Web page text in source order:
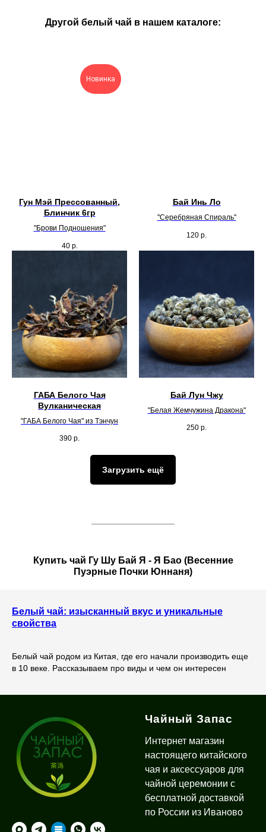
Другой белый чай в нашем каталоге:
Новинка
Гун Мэй Прессованный,
Блинчик 6гр
"Брови Подношения"
40 р.
Бай Инь Ло
"Серебряная Спираль"
120 р.
ГАБА Белого Чая
Вулканическая
"ГАБА Белого Чая" из Тэнчун
390 р.
Бай Лун Чжу
"Белая Жемчужина Дракона"
250 р.
Загрузить ещё
Купить чай Гу Шу Бай Я - Я Бао (Весенние
Пуэрные Почки Юннаня)
Белый чай: изысканный вкус и уникальные
свойства
Белый чай родом из Китая, где его начали производить еще
в 10 веке. Рассказываем про виды и чем он интересен
Чайный Запас
Интернет магазин
настоящего китайского
чая и аксессуаров для
чайной церемонии с
бесплатной доставкой
по России из Иваново